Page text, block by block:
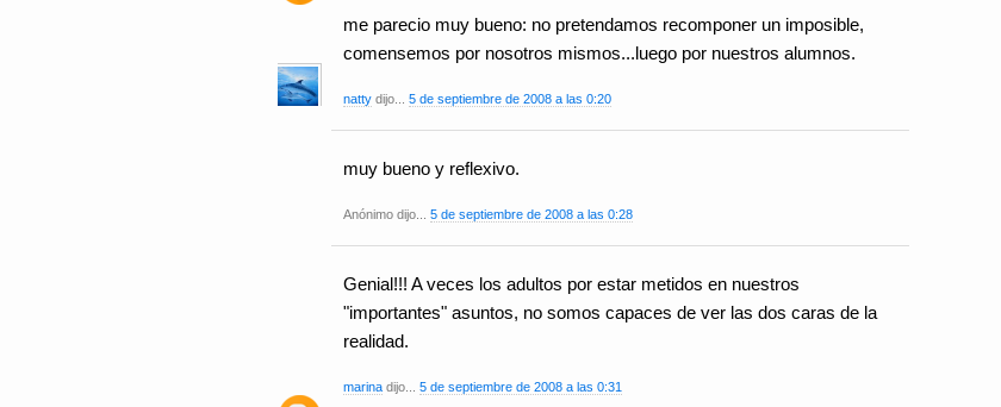
me parecio muy bueno: no pretendamos recomponer un imposible,
comensemos por nosotros mismos...luego por nuestros alumnos.
natty dijo... 5 de septiembre de 2008 a las 0:20
muy bueno y reflexivo.
Anónimo dijo... 5 de septiembre de 2008 a las 0:28
Genial!!! A veces los adultos por estar metidos en nuestros
"importantes" asuntos, no somos capaces de ver las dos caras de la
realidad.
marina dijo... 5 de septiembre de 2008 a las 0:31